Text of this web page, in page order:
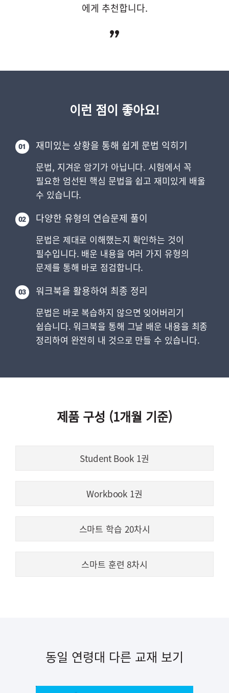
에게 추천합니다.
이런 점이 좋아요!
01 재미있는 상황을 통해 쉽게 문법 익히기
문법, 지겨운 암기가 아닙니다. 시험에서 꼭
필요한 엄선된 핵심 문법을 쉽고 재미있게 배울
수 있습니다.
02 다양한 유형의 연습문제 풀이
문법은 제대로 이해했는지 확인하는 것이
필수입니다. 배운 내용을 여러 가지 유형의
문제를 통해 바로 점검합니다.
03 워크북을 활용하여 최종 정리
문법은 바로 복습하지 않으면 잊어버리기
쉽습니다. 워크북을 통해 그날 배운 내용을 최종
정리하여 완전히 내 것으로 만들 수 있습니다.
제품 구성 (1개월 기준)
Student Book 1권
Workbook 1권
스마트 학습 20차시
스마트 훈련 8차시
동일 연령대 다른 교재 보기